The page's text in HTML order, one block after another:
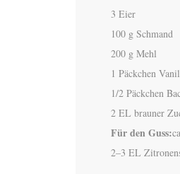
3 Eier
100 g Schmand
200 g Mehl
1 Päckchen
1/2 Päckchen
2 EL brauner
Für den Guss:
2–3 EL